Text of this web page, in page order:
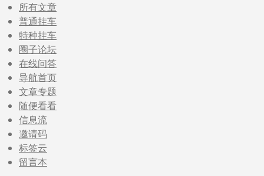
所有文章
普通挂车
特种挂车
圈子论坛
在线问答
导航首页
文章专题
随便看看
信息流
邀请码
标签云
留言本